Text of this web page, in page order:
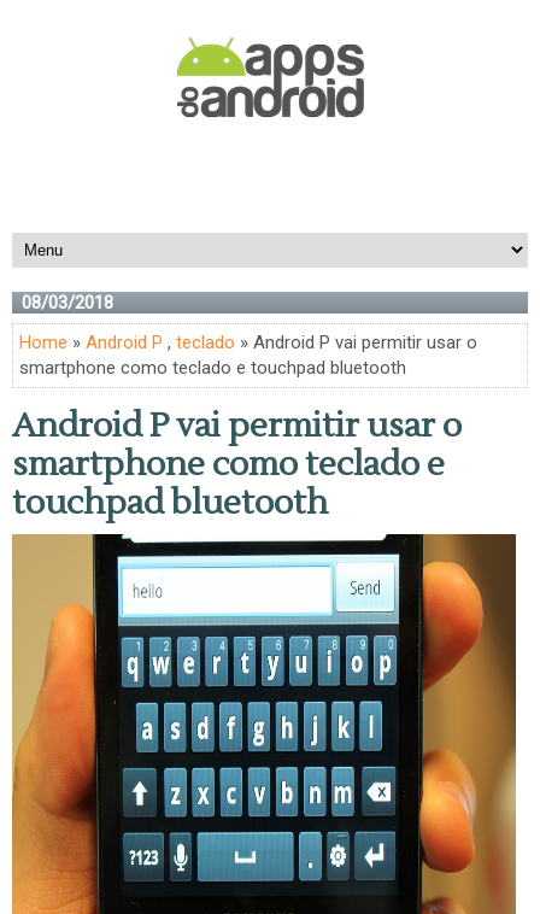
08/03/2018
Home » Android P , teclado » Android P vai permitir usar o
smartphone como teclado e touchpad bluetooth
Android P vai permitir usar o
smartphone como teclado e
touchpad bluetooth